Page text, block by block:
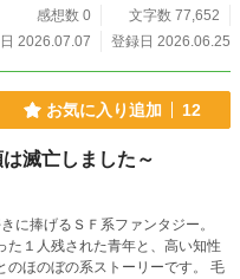
感想数 0
文字数 77,652
2026.07.07
登録日 2026.06.25
お気に入り追加 12
滅亡しました～
た１人残された青年と、高い知性
ほのぼの系ストーリーです。 毛